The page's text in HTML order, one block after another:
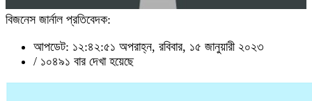
বিজনেস জার্নাল প্রতিবেদক:
আপডেট: ১২:৪২:৫১ অপরাহ্ন, রবিবার, ১৫ জানুয়ারী ২০২৩
/ ১০৪৯১ বার দেখা হয়েছে